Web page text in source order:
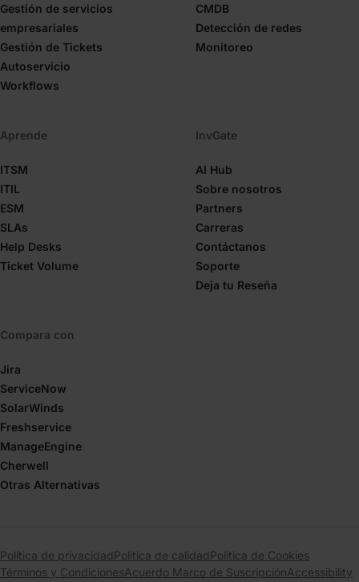
Gestión de servicios
empresariales
Gestión de Tickets
Autoservicio
Workflows
CMDB
Detección de redes
Monitoreo
Aprende
ITSM
ITIL
ESM
SLAs
Help Desks
Ticket Volume
InvGate
AI Hub
Sobre nosotros
Partners
Carreras
Contáctanos
Soporte
Deja tu Reseña
Compara con
Jira
ServiceNow
SolarWinds
Freshservice
ManageEngine
Cherwell
Otras Alternativas
Política de privacidadPolítica de calidadPolítica de Cookies
Términos y CondicionesAcuerdo Marco de SuscripciónAccessibility